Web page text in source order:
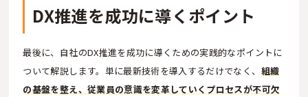
DX推進を成功に導くポイント
最後に、自社のDX推進を成功に導くための実践的なポイントに
ついて解説します。単に最新技術を導入するだけでなく、 組織
の基盤を整え、従業員の意識を変革していくプロセスが不可欠